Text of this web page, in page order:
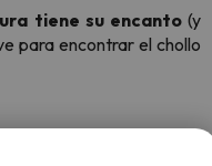
tiene su encanto(y
para encontrar el chollo